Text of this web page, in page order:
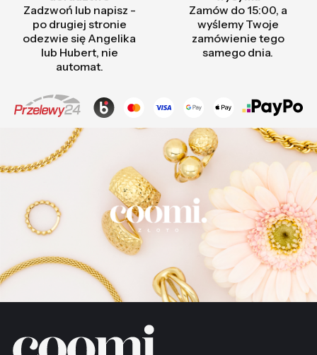
Zadzwoń lub napisz -
po drugiej stronie
odezwie się Angelika
lub Hubert, nie
automat.
Zamów do 15:00, a
wyślemy Twoje
zamówienie tego
samego dnia.